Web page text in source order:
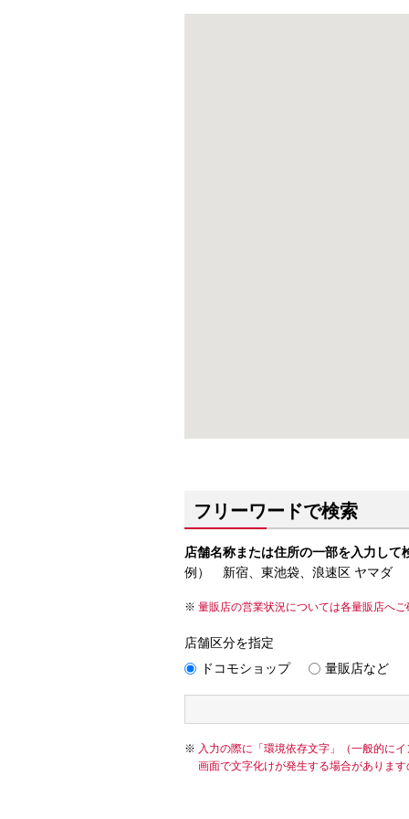
フリーワードで検索
店舗名称または住所の一部を入力して
例） 新宿、東池袋、浪速区 ヤマダ
量販店の営業状況については各量販店へ
店舗区分を指定
ドコモショップ
量販店など
入力の際に「環境依存文字」（一般的に
画面で文字化けが発生する場合がありま